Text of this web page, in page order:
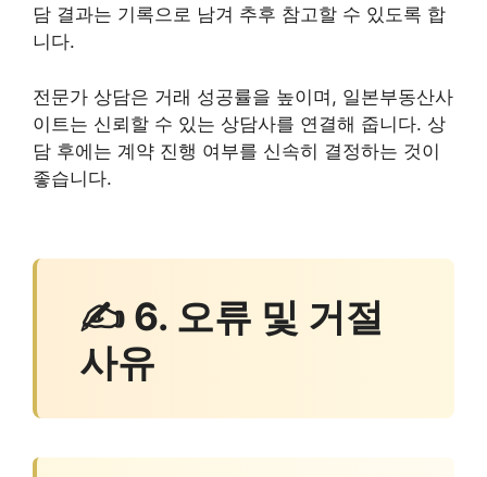
담 결과는 기록으로 남겨 추후 참고할 수 있도록 합
니다.
전문가 상담은 거래 성공률을 높이며, 일본부동산사
이트는 신뢰할 수 있는 상담사를 연결해 줍니다. 상
담 후에는 계약 진행 여부를 신속히 결정하는 것이
좋습니다.
✍ 6. 오류 및 거절
사유